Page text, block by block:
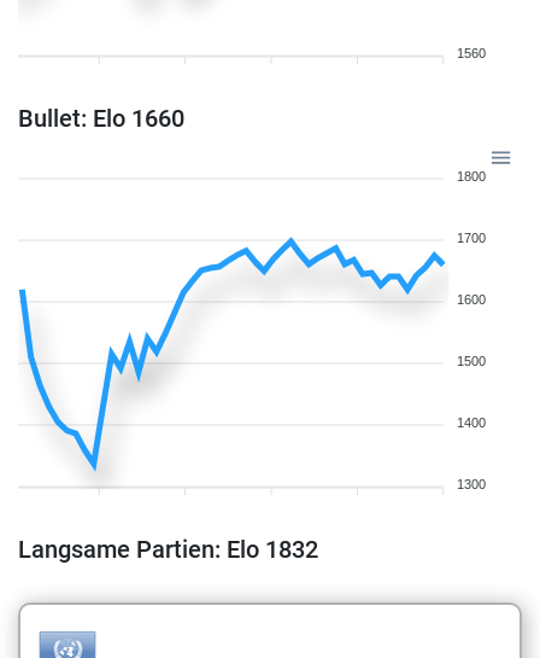
1560
Bullet: Elo 1660
1800
1700
1600
1500
1400
1300
Langsame Partien: Elo 1832